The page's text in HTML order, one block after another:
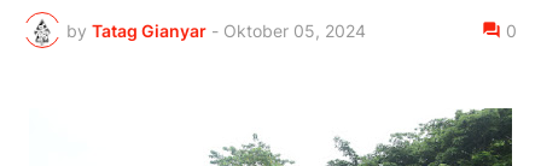
by Tatag Gianyar - Oktober 05, 2024 0